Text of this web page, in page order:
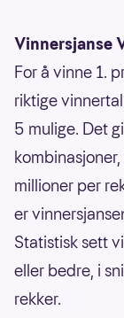
Vinnersjanse
For å vinne 1.
riktige
5 mulige. Det
millioner per
er
Statistisk sett
eller bedre, i
rekker.